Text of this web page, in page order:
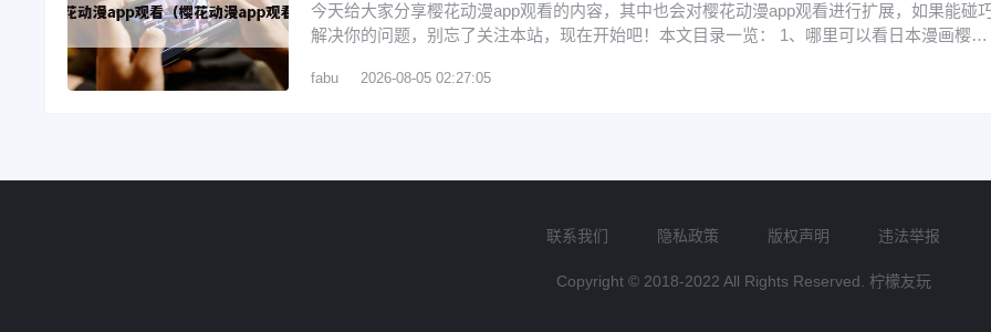
今天给大家分享樱花动漫app观看的内容，其中也会对樱花动漫app观看进行扩展，如果能碰
解决你的问题，别忘了关注本站，现在开始吧！本文目录一览： 1、哪里可以看日本漫画樱花
樱花动漫官网进入口在哪里? 4、樱花动漫下载的,樱花动漫下载:免费观看最新番剧 5、樱花动
fabu 2026-08-05 02:27:05
联系我们 隐私政策 版权声明 违法举报
Copyright © 2018-2022 All Rights Reserved. 柠檬友玩